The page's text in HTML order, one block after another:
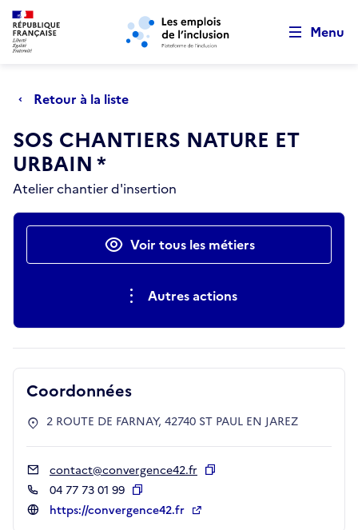
Aller au menu principal Aller au contenu principal
Menu
Retour à la liste
SOS CHANTIERS NATURE ET
URBAIN *
Atelier chantier d'insertion
Actions rapidesVoir tous les métiers
Autres actions
Coordonnées
2 ROUTE DE FARNAY, 42740 ST PAUL EN JAREZ
contact@convergence42.fr
04 77 73 01 99
Copier
https://convergence42.fr
Retour au début de la page
Panneau de gestion des cookies